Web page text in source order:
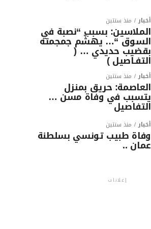
أخبار منذ سنتين
الملاسين: بسبب “نصبة في
السوق “… يهشّم جمجمته
بقضيب حديدي … (
التفـاصيل )
أخبار منذ سنتين
العاصمة: حريق بمنزل
يتسبب في وفاة مسن …
التفاصيل
أخبار منذ سنتين
وفاة طبيب تونسي بسلطنة
عمان ..
إعلانات